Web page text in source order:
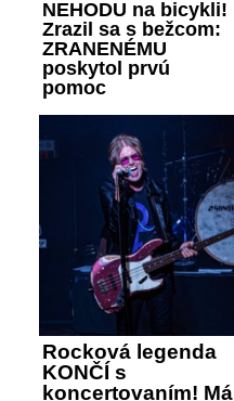
NEHODU na bicykli!
Zrazil sa s bežcom:
ZRANENÉMU
poskytol prvú
pomoc
Rocková legenda
KONČÍ s
koncertovaním! Má